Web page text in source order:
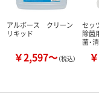
アルボース クリーン
リキッド
￥2,597～（税込）
セッツ
除菌用
菌・清掃
￥